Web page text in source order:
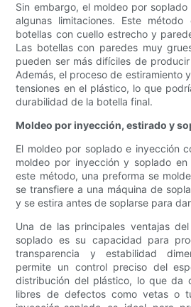
Sin embargo, el moldeo por
algunas limitaciones. Este
botellas con cuello estrecho y
Las botellas con paredes muy
pueden ser más difíciles de
Además, el proceso de estiramiento
tensiones en el plástico, lo que
durabilidad de la botella final.
Moldeo por inyección, estirado y
El moldeo por soplado e inyección
moldeo por inyección y soplado en
este método, una preforma se
se transfiere a una máquina de
y se estira antes de soplarse para
Una de las principales ventajas
soplado es su capacidad para
transparencia y estabilidad
permite un control preciso del
distribución del plástico, lo que da
libres de defectos como vetas o